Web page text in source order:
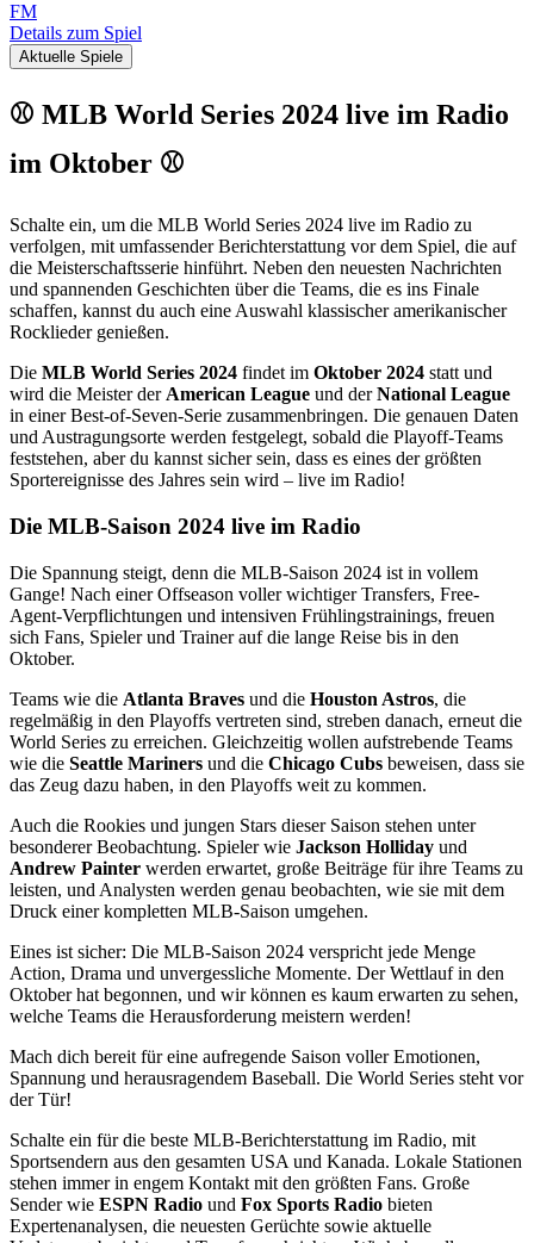
FM
Details zum Spiel
Aktuelle Spiele
⚾ MLB World Series 2024 live im Radio
im Oktober ⚾
Schalte ein, um die MLB World Series 2024 live im Radio zu
verfolgen, mit umfassender Berichterstattung vor dem Spiel, die auf
die Meisterschaftsserie hinführt. Neben den neuesten Nachrichten
und spannenden Geschichten über die Teams, die es ins Finale
schaffen, kannst du auch eine Auswahl klassischer amerikanischer
Rocklieder genießen.
Die MLB World Series 2024 findet im Oktober 2024 statt und
wird die Meister der American League und derNational League
in einer Best-of-Seven-Serie zusammenbringen. Die genauen Daten
und Austragungsorte werden festgelegt, sobald die Playoff-Teams
feststehen, aber du kannst sicher sein, dass es eines der größten
Sportereignisse des Jahres sein wird – live im Radio!
Die MLB-Saison 2024 live im Radio
Die Spannung steigt, denn die MLB-Saison 2024 ist in vollem
Gange! Nach einer Offseason voller wichtiger Transfers, Free-
Agent-Verpflichtungen und intensiven Frühlingstrainings, freuen
sich Fans, Spieler und Trainer auf die lange Reise bis in den
Oktober.
Teams wie die Atlanta Braves und die Houston Astros, die
regelmäßig in den Playoffs vertreten sind, streben danach, erneut die
World Series zu erreichen. Gleichzeitig wollen aufstrebende Teams
wie die Seattle Mariners und die Chicago Cubs beweisen, dass sie
das Zeug dazu haben, in den Playoffs weit zu kommen.
Auch die Rookies und jungen Stars dieser Saison stehen unter
besonderer Beobachtung. Spieler wie Jackson Holliday und
Andrew Painter werden erwartet, große Beiträge für ihre Teams zu
leisten, und Analysten werden genau beobachten, wie sie mit dem
Druck einer kompletten MLB-Saison umgehen.
Eines ist sicher: Die MLB-Saison 2024 verspricht jede Menge
Action, Drama und unvergessliche Momente. Der Wettlauf in den
Oktober hat begonnen, und wir können es kaum erwarten zu sehen,
welche Teams die Herausforderung meistern werden!
Mach dich bereit für eine aufregende Saison voller Emotionen,
Spannung und herausragendem Baseball. Die World Series steht vor
der Tür!
Schalte ein für die beste MLB-Berichterstattung im Radio, mit
Sportsendern aus den gesamten USA und Kanada. Lokale Stationen
stehen immer in engem Kontakt mit den größten Fans. Große
Sender wie ESPN Radio und Fox Sports Radio bieten
Expertenanalysen, die neuesten Gerüchte sowie aktuelle